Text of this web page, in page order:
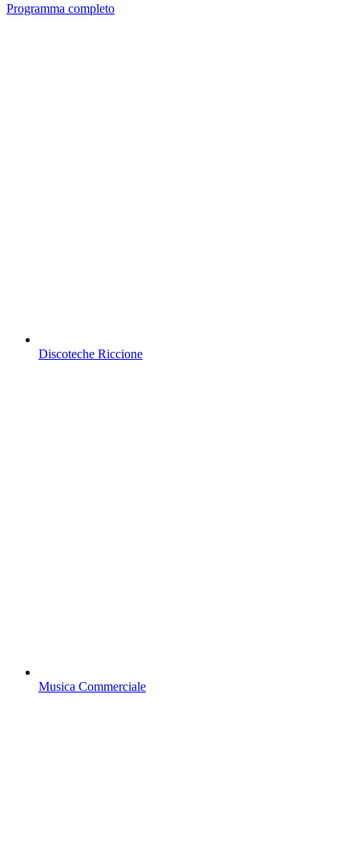
Programma completo
Discoteche Riccione
Musica Commerciale